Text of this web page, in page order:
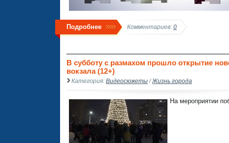
Подробнее Комментариев: 0
В субботу с размахом прошло открытие
вокзала (12+)
Категория: Видеосюжеты /Жизнь города
На мероприятии